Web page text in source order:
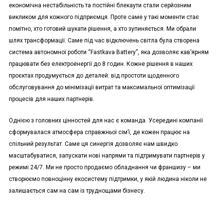
економічна нестабільність та постійні блекаути стали серйозним
викликом для кожного підприємця. Проте саме у такі моменти стає
помітно, хто готовий шукати рішення, а хто зупиняється. Ми обрали
шлях трансформації. Саме під час відключень світла була створена
система автономної роботи “Fastkava Battery”, яка дозволяє кав’ярням
працювати без електроенергії до 8 годин. Кожне рішення в наших
проєктах продумується до деталей: від простоти щоденного
обслуговування до мінімізації витрат та максимальної оптимізації
процесів для наших партнерів.
Однією з головних цінностей для нас є команда. Усередині компанії
сформувалася атмосфера справжньої сімʼї, де кожен працює на
спільний результат. Саме ця синергія дозволяє нам швидко
масштабуватися, запускати нові напрями та підтримувати партнерів у
режимі 24/7. Ми не просто продаємо обладнання чи франшизу – ми
створюємо повноцінну екосистему підтримки, у якій людина ніколи не
залишається сам на сам із труднощами бізнесу.